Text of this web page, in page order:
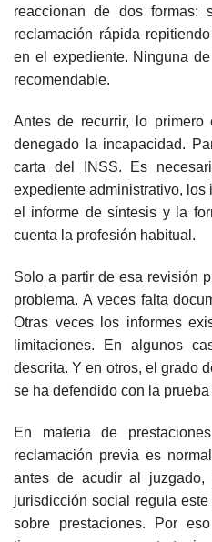
reaccionan de dos formas:
reclamación rápida
en el expediente. Ninguna
recomendable.
Antes de recurrir, lo
denegado la incapacidad.
carta del INSS. Es
expediente administrativo, los
el informe de síntesis y la
cuenta la profesión habitual.
Solo a partir de esa revisión
problema. A veces falta
Otras veces los informes
limitaciones. En algunos
descrita. Y en otros, el grado
se ha defendido con la
En materia de
reclamación previa es
antes de acudir al
jurisdicción social regula
sobre prestaciones. Por